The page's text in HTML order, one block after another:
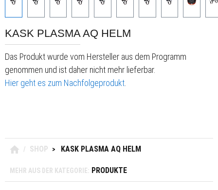
KASK PLASMA AQ HELM
Das Produkt wurde vom Hersteller aus dem Programm
genommen und ist daher nicht mehr lieferbar.
Hier geht es zum Nachfolgeprodukt
/ SHOP > KASK PLASMA AQ HELM
MEHR AUS DER KATEGORIE: PRODUKTE